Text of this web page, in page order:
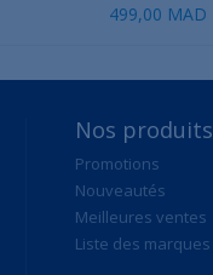
499,00 MAD
Nos produits
Promotions
Nouveautés
Meilleures ventes
Liste des marques